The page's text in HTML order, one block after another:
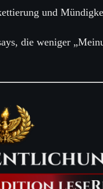
und
die weniger